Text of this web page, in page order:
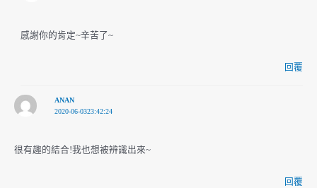
感謝你的肯定~辛苦了~
回覆
ANAN
2020-06-0323:42:24
很有趣的結合!我也想被辨識出來~
回覆